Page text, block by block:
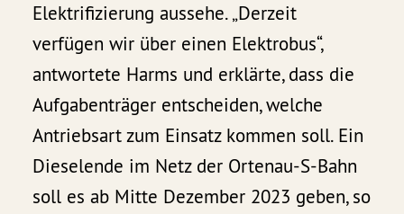
Elektrifizierung aussehe. „Derzeit
verfügen wir über einen Elektrobus“,
antwortete Harms und erklärte, dass die
Aufgabenträger entscheiden, welche
Antriebsart zum Einsatz kommen soll. Ein
Dieselende im Netz der Ortenau-S-Bahn
soll es ab Mitte Dezember 2023 geben, so